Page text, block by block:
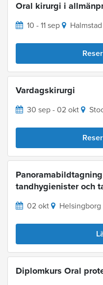
Oral kirurgi i
10 - 11 sep Halmstad
Vardagskirurgi
30 sep - 02 okt
tandhygienister och
02 okt Helsingborg
Diplomkurs Oral